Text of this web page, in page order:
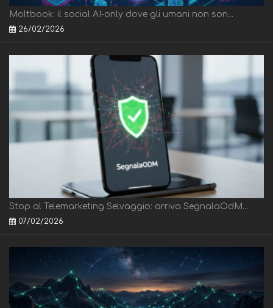
Moltbook: il social AI-only dove gli umani non son...
26/02/2026
Stop al Telemarketing Selvaggio: arriva SegnalaOdM...
07/02/2026